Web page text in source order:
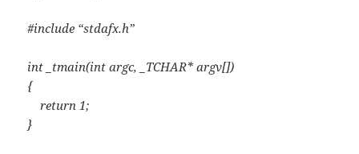
#include “stdafx.h”
int _tmain(int argc, _TCHAR* argv[])
{
return 1;
}